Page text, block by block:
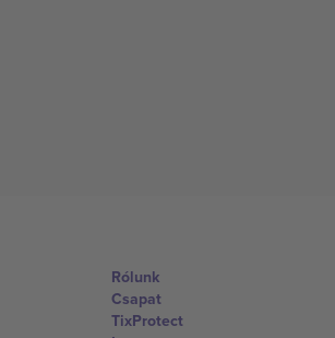
Rólunk
Csapat
TixProtect